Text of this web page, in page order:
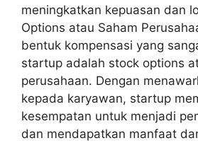
meningkatkan kepuasan dan
Options atau Saham
bentuk kompensasi yang
startup adalah stock options
perusahaan. Dengan
kepada karyawan, startup
kesempatan untuk menjadi
dan mendapatkan manfaat